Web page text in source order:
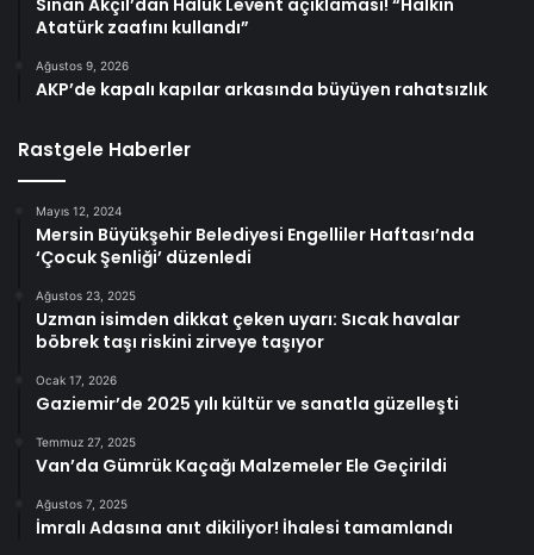
Sinan Akçıl’dan Haluk Levent açıklaması! “Halkın
Atatürk zaafını kullandı”
Ağustos 9, 2026
AKP’de kapalı kapılar arkasında büyüyen rahatsızlık
Rastgele Haberler
Mayıs 12, 2024
Mersin Büyükşehir Belediyesi Engelliler Haftası’nda
‘Çocuk Şenliği’ düzenledi
Ağustos 23, 2025
Uzman isimden dikkat çeken uyarı: Sıcak havalar
böbrek taşı riskini zirveye taşıyor
Ocak 17, 2026
Gaziemir’de 2025 yılı kültür ve sanatla güzelleşti
Temmuz 27, 2025
Van’da Gümrük Kaçağı Malzemeler Ele Geçirildi
Ağustos 7, 2025
İmralı Adasına anıt dikiliyor! İhalesi tamamlandı